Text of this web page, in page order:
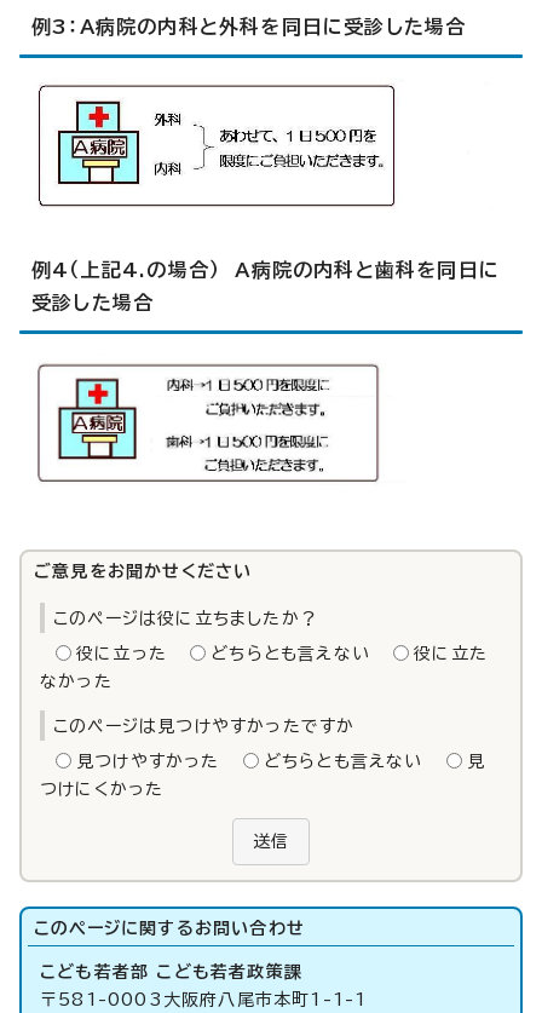
例3：A病院の内科と外科を同日に受診した場合
例4（上記4.の場合） A病院の内科と歯科を同日に
受診した場合
ご意見をお聞かせください
このページは役に立ちましたか？
役に立った どちらとも言えない
役に立た
なかった
このページは見つけやすかったですか
見つけやすかった どちらとも言えない
見
つけにくかった
送信
このページに関する お問い合わせ
こども若者部 こども若者政策課
〒581-0003大阪府八尾市本町1-1-1